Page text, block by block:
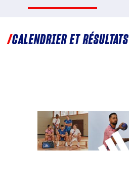
CALENDRIER ET RÉSULTATS